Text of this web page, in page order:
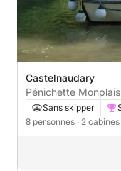
Castelnaudary
Pénichette
Sans skipper
8 personnes · 2 cabines